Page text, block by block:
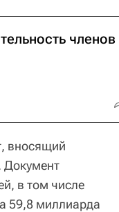
членов
вносящий
Документ
в том числе
59,8 миллиарда